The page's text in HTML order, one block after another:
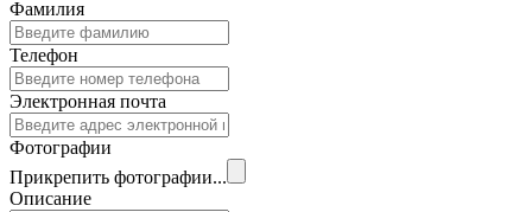
Фамилия
Телефон
Электронная почта
Фотографии
Прикрепить фотографии...
Описание